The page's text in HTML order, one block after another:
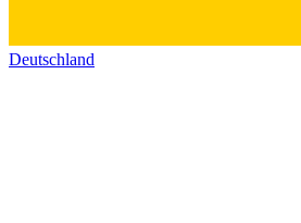
Deutschland